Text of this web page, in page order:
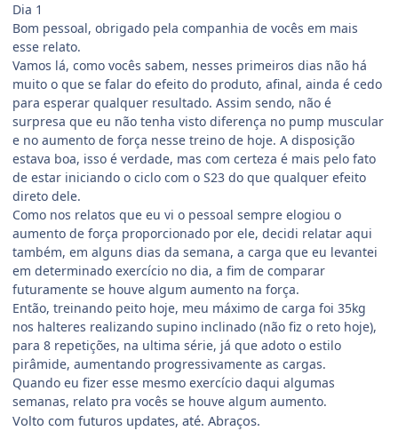
Dia 1
Bom pessoal, obrigado pela companhia de vocês em mais
esse relato.
Vamos lá, como vocês sabem, nesses primeiros dias não há
muito o que se falar do efeito do produto, afinal, ainda é cedo
para esperar qualquer resultado. Assim sendo, não é
surpresa que eu não tenha visto diferença no pump muscular
e no aumento de força nesse treino de hoje. A disposição
estava boa, isso é verdade, mas com certeza é mais pelo fato
de estar iniciando o ciclo com o S23 do que qualquer efeito
direto dele.
Como nos relatos que eu vi o pessoal sempre elogiou o
aumento de força proporcionado por ele, decidi relatar aqui
também, em alguns dias da semana, a carga que eu levantei
em determinado exercício no dia, a fim de comparar
futuramente se houve algum aumento na força.
Então, treinando peito hoje, meu máximo de carga foi 35kg
nos halteres realizando supino inclinado (não fiz o reto hoje),
para 8 repetições, na ultima série, já que adoto o estilo
pirâmide, aumentando progressivamente as cargas.
Quando eu fizer esse mesmo exercício daqui algumas
semanas, relato pra vocês se houve algum aumento.
Volto com futuros updates, até. Abraços.